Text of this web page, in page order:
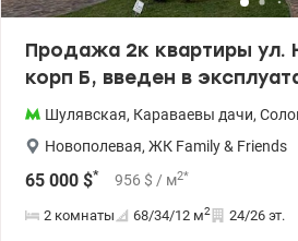
Продажа 2к квартиры ул.
корп Б, введен в
Шулявская, Караваевы дачи,
Новополевая, ЖК Family & Friends
65 000 $* 956 $ / м2*
2 комнаты 68/34/12 м2 24/26 эт.